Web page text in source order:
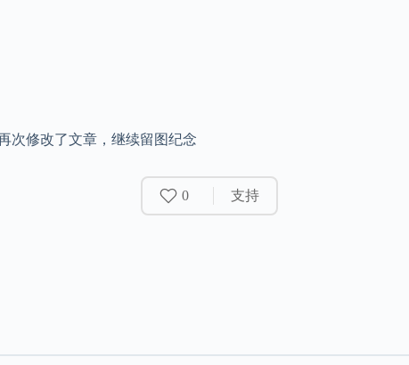
次修改了文章，继续留图纪念
0 支持